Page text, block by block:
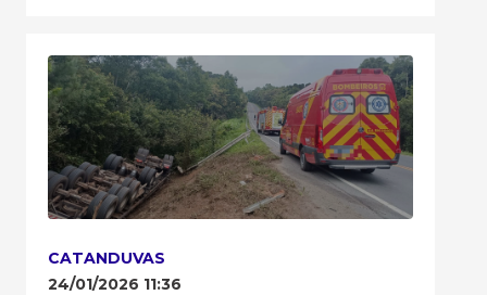
CATANDUVAS
24/01/2026 11:36